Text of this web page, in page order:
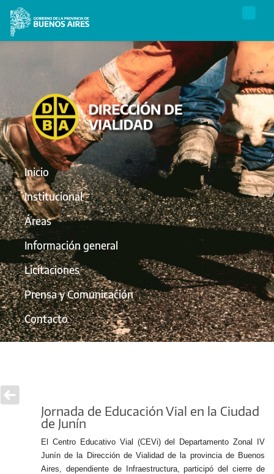
Inicio
Institucional
Áreas
Información general
Licitaciones
Prensa y Comunicación
Contacto
Jornada de Educación Vial en la Ciudad
de Junín
El Centro Educativo Vial (CEVi) del Departamento Zonal IV
Junín de la Dirección de Vialidad de la provincia de Buenos
Aires, dependiente de Infraestructura, participó del cierre de